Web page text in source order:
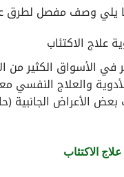
يلي وصف مفصل لطرق
علاج الاكتئاب
في الأسواق الكثير من
والعلاج النفسي
الأعراض الجانبية
الاكتئاب